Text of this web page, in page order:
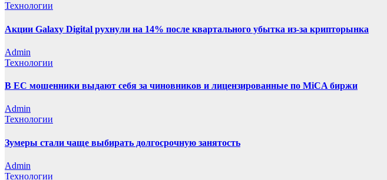
Технологии
Акции Galaxy Digital рухнули на 14% после квартального убытка из-за крипторынка
Admin
Технологии
В ЕС мошенники выдают себя за чиновников и лицензированные по MiCA биржи
Admin
Технологии
Зумеры стали чаще выбирать долгосрочную занятость
Admin
Технологии